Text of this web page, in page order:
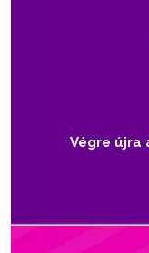
Végre újra